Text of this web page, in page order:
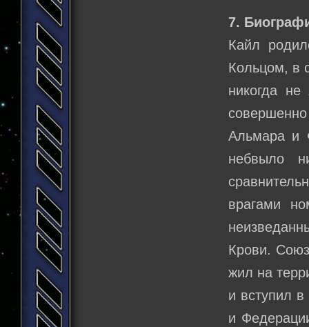
7.
Кайл
Кольцом, в
никогда
Альмара и
небвыло
врагами
Крови.
жил на
и вступил
и